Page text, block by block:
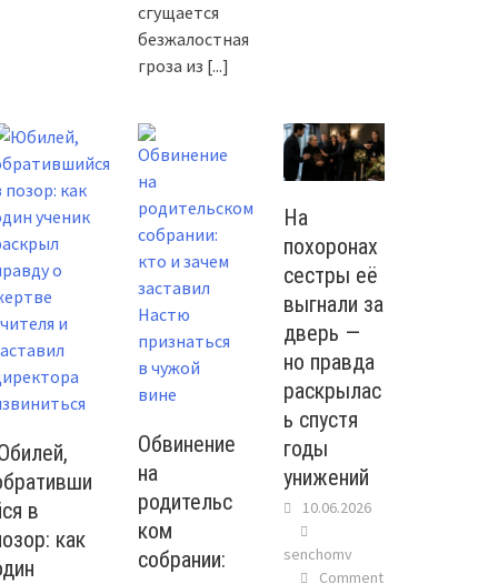
сгущается
безжалостная
гроза из [...]
в
как
Обвинение
на
родительс
ком
собрании:
На
похоронах
сестры её
выгнали за
дверь —
но правда
раскрылас
ь спустя
годы
унижений
10.06.2026
senchomv
Comment